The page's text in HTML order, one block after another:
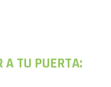
A TU PUERTA: